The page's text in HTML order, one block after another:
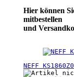
Hier können
mitbestellen
und
NEFF